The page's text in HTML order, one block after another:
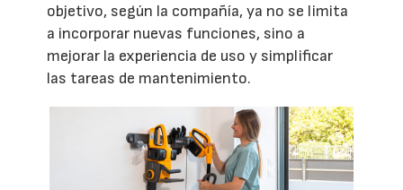
objetivo, según la compañía, ya no se limita
a incorporar nuevas funciones, sino a
mejorar la experiencia de uso y simplificar
las tareas de mantenimiento.